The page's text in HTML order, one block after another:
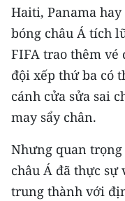
Trung du và miền
Đồng bằng sông
Bắc Trung Bộ
Duyên hải Nam
Đông Nam Bộ
Đồng bằng sông
Haiti, Panama
bóng châu Á tích
FIFA trao thêm vé
đội xếp thứ ba có
cánh cửa sửa sai
may sẩy chân.
Nhưng quan
châu Á đã thực
trung thành với